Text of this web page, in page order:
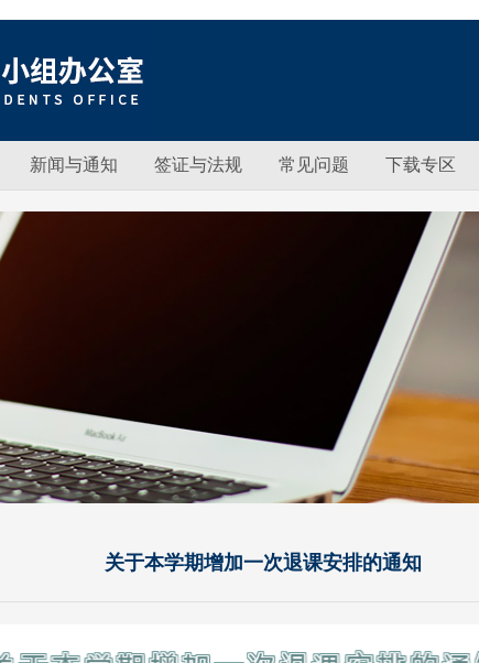
新闻与通知 签证与法规 常见问题 下载专区
关于本学期增加一次退课安排的通知